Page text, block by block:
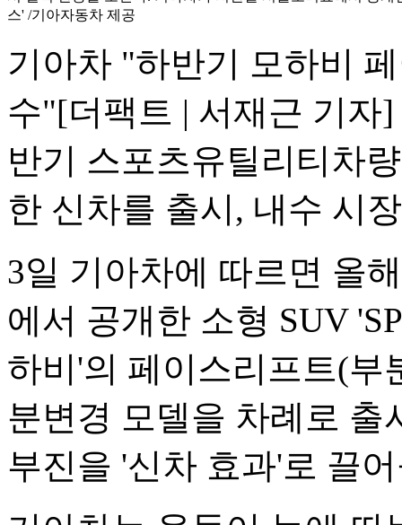
스' /기아자동차 제공
기아차 "하반기 모하비
수"[더팩트 | 서재근 기자
반기 스포츠유틸리티차
한 신차를 출시, 내수 시
3일 기아차에 따르면 올
에서 공개한 소형 SUV
하비'의 페이스리프트(부
분변경 모델을 차례로 출
부진을 '신차 효과'로 끌